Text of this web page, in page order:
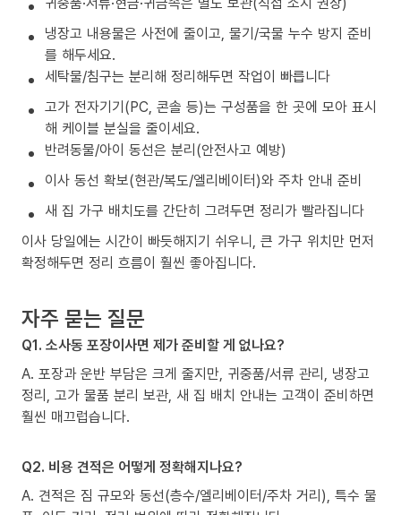
냉장고 내용물은 사전에 줄이고, 물기/국물 누수 방지 준비
를 해두세요.
세탁물/침구는 분리해 정리해두면 작업이 빠릅니다
고가 전자기기(PC, 콘솔 등)는 구성품을 한 곳에 모아 표시
해 케이블 분실을 줄이세요.
반려동물/아이 동선은 분리(안전사고 예방)
이사 동선 확보(현관/복도/엘리베이터)와 주차 안내 준비
새 집 가구 배치도를 간단히 그려두면 정리가 빨라집니다
이사 당일에는 시간이 빠듯해지기 쉬우니, 큰 가구 위치만 먼저
확정해두면 정리 흐름이 훨씬 좋아집니다.
자주 묻는 질문
Q1. 소사동 포장이사면 제가 준비할 게 없나요?
A. 포장과 운반 부담은 크게 줄지만, 귀중품/서류 관리, 냉장고
정리, 고가 물품 분리 보관, 새 집 배치 안내는 고객이 준비하면
훨씬 매끄럽습니다.
Q2. 비용 견적은 어떻게 정확해지나요?
A. 견적은 짐 규모와 동선(층수/엘리베이터/주차 거리), 특수 물